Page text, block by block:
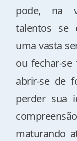
pode, na
talentos se
uma vasta
ou fechar-
abrir-se de
perder sua
maturando